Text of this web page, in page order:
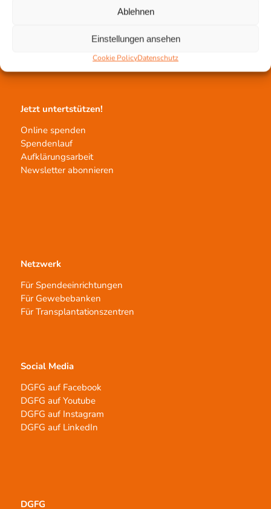
Ablehnen
Einstellungen ansehen
Cookie PolicyDatenschutz
Gewebetransplantation
Transplantatvermittlung
Transplantat bestellen
Jetzt untertstützen!
Online spenden
Spendenlauf
Aufklärungsarbeit
Newsletter abonnieren
Netzwerk
Für Spendeeinrichtungen
Für Gewebebanken
Für Transplantationszentren
Social Media
DGFG auf Facebook
DGFG auf Youtube
DGFG auf Instagram
DGFG auf LinkedIn
DGFG